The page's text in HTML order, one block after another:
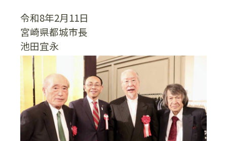
令和8年2月11日
宮崎県都城市長
池田宜永